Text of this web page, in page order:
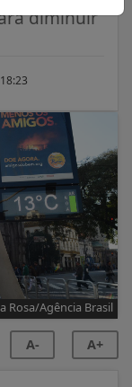
diminuir
Rosa/Agência Brasil
A- A+